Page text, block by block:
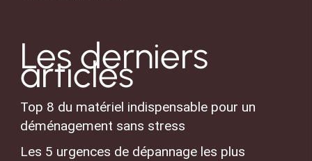
Les derniers
articles
Top 8 du matériel indispensable pour un
déménagement sans stress
Les 5 urgences de dépannage les plus